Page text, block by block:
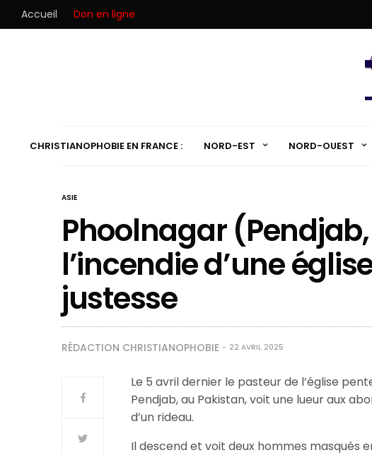
Accueil Don en ligne
CHRISTIANOPHOBIE EN FRANCE : NORD-EST NORD-OUEST
ASIE
Phoolnagar
l’incendie d’une
justesse
RÉDACTION CHRISTIANOPHOBIE 22 AVRIL 2025
Le 5 avril dernier le pasteur de l’église
Pendjab, au Pakistan, voit une lueur aux
d’un rideau.
Il descend et voit deux hommes masqués